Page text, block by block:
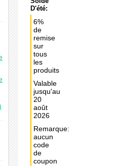
D'été:
6%
de
remise
sur
tous
les
produits
Valable
jusqu'au
20
août
2026
Remarque:
aucun
code
de
coupon